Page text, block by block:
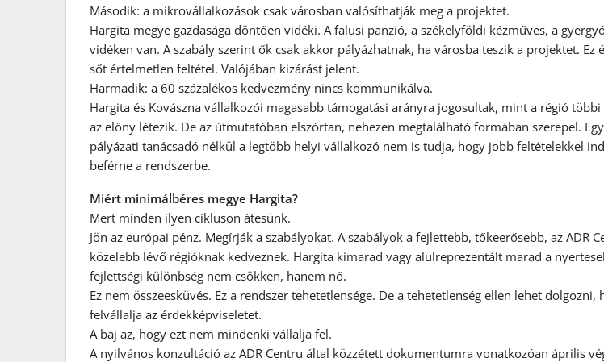
Második: a mikrovállalkozások csak városban valósíthatják meg a projektet.
Hargita megye gazdasága döntően vidéki. A falusi panzió, a székelyföldi kézműves, a
vidéken van. A szabály szerint ők csak akkor pályázhatnak, ha városba teszik a projektet. Ez
sőt értelmetlen feltétel. Valójában kizárást jelent.
Harmadik: a 60 százalékos kedvezmény nincs kommunikálva.
Hargita és Kovászna vállalkozói magasabb támogatási arányra jogosultak, mint a régió többi
az előny létezik. De az útmutatóban elszórtan, nehezen megtalálható formában szerepel.
pályázati tanácsadó nélkül a legtöbb helyi vállalkozó nem is tudja, hogy jobb feltételekkel
beférne a rendszerbe.
Miért minimálbéres megye Hargita?
Mert minden ilyen cikluson átesünk.
Jön az európai pénz. Megírják a szabályokat. A szabályok a fejlettebb, tőkeerősebb, az ADR
közelebb lévő régióknak kedveznek. Hargita kimarad vagy alulreprezentált marad a
fejlettségi különbség nem csökken, hanem nő.
Ez nem összeesküvés. Ez a rendszer tehetetlensége. De a tehetetlenség ellen lehet dolgozni,
felvállalja az érdekképviseletet.
A baj az, hogy ezt nem mindenki vállalja fel.
A nyilvános konzultáció az ADR Centru által közzétett dokumentumra vonatkozóan április